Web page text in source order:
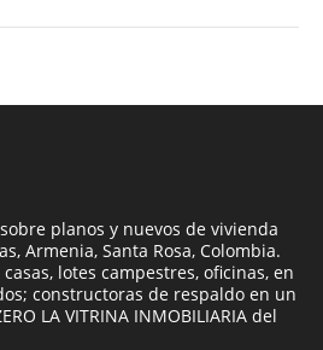
planos y nuevos de vivienda
Armenia, Santa Rosa, Colombia.
lotes campestres, oficinas, en
constructoras de respaldo en un
LA VITRINA INMOBILIARIA del